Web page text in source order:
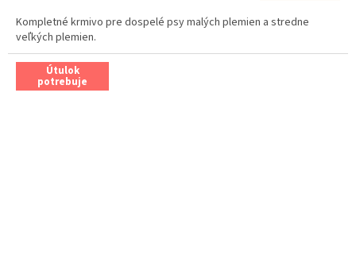
Kompletné krmivo pre dospelé psy malých plemien a stredne
veľkých plemien.
Útulok
potrebuje